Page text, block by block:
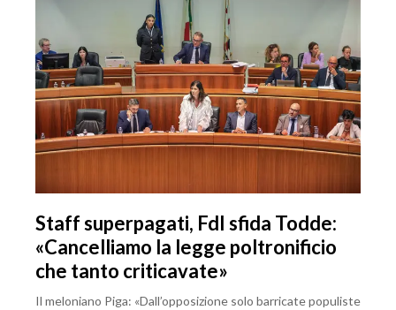
Staff superpagati, FdI sfida Todde:
«Cancelliamo la legge poltronificio
che tanto criticavate»
Il meloniano Piga: «Dall’opposizione solo barricate populiste